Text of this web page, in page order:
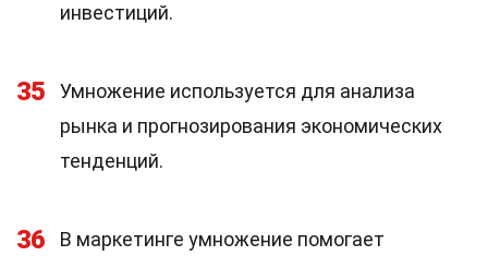
инвестиций.
35
Умножение используется для анализа
рынка и прогнозирования экономических
тенденций.
36
В маркетинге умножение помогает